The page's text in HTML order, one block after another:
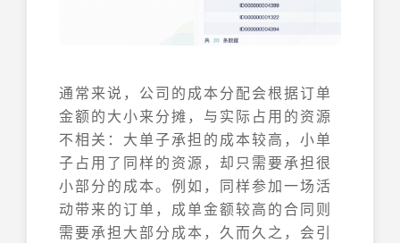
通常来说，公司的成本分配会根据订单
金额的大小来分摊，与实际占用的资源
不相关：大单子承担的成本较高，小单
子占用了同样的资源，却只需要承担很
小部分的成本。例如，同样参加一场活
动带来的订单，成单金额较高的合同则
需要承担大部分成本，久而久之，会引